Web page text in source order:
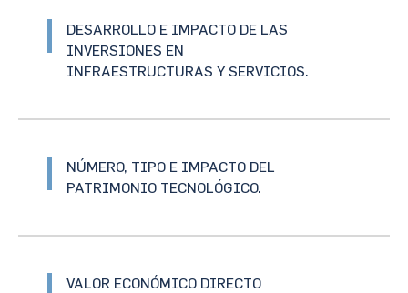
DESARROLLO E IMPACTO DE LAS
INVERSIONES EN
INFRAESTRUCTURAS Y SERVICIOS.
NÚMERO, TIPO E IMPACTO DEL
PATRIMONIO TECNOLÓGICO.
VALOR ECONÓMICO DIRECTO